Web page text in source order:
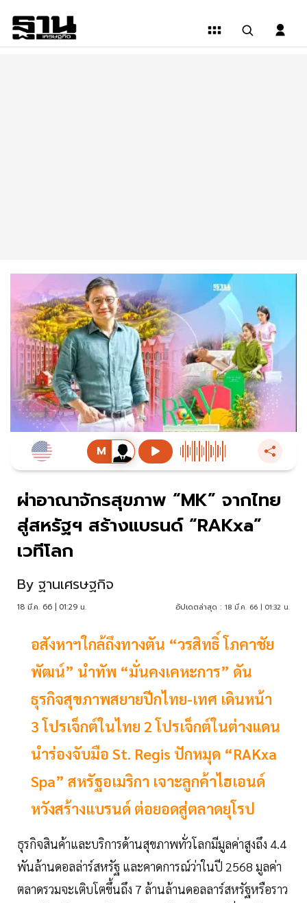
ผ่าอาณาจักรสุขภาพ “MK” จากไทย
สู่สหรัฐฯ สร้างแบรนด์ “RAKxa”
เวทีโลก
By ฐานเศรษฐกิจ
18 มี.ค. 66 | 01:29 น. อัปเดตล่าสุด : 18 มี.ค. 66 | 01:32 น.
อสังหาฯใกล้ถึงทางตัน “วรสิทธิ์ โภคาชัย
พัฒน์” นำทัพ “มั่นคงเคหะการ” ดัน
ธุรกิจสุขภาพสยายปีกไทย-เทศ เดินหน้า
3 โปรเจ็กต์ในไทย 2 โปรเจ็กต์ในต่างแดน
นำร่องจับมือ St. Regis ปักหมุด “RAKxa
Spa” สหรัฐอเมริกา เจาะลูกค้าไฮเอนด์
หวังสร้างแบรนด์ ต่อยอดสู่ตลาดยุโรป
ธุรกิจสินค้าและบริการด้านสุขภาพทั่วโลกมีมูลค่าสูงถึง 4.4
พันล้านดอลล่าร์สหรัฐ และคาดการณ์ว่าในปี 2568 มูลค่า
ตลาดรวมจะเติบโตขึ้นถึง 7 ล้านล้านดอลลาร์สหรัฐหรือราว